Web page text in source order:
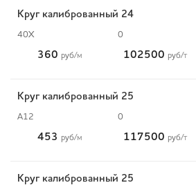
Круг калиброванный 24
40Х 0
360 руб/м 102500 руб/т
Круг калиброванный 25
А12 0
453 руб/м 117500 руб/т
Круг калиброванный 25